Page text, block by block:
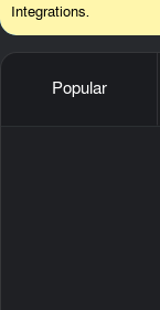
Integrations.
Popular